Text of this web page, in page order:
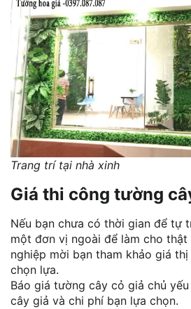
Trang trí tại nhà xinh
Giá thi công tường
Nếu bạn chưa có thời gian để tự
một đơn vị ngoài để làm cho
nghiệp mời bạn tham khảo giá
chọn lựa.
Báo giá tường cây cỏ giả chủ
cây giả và chi phí bạn lựa chọn.